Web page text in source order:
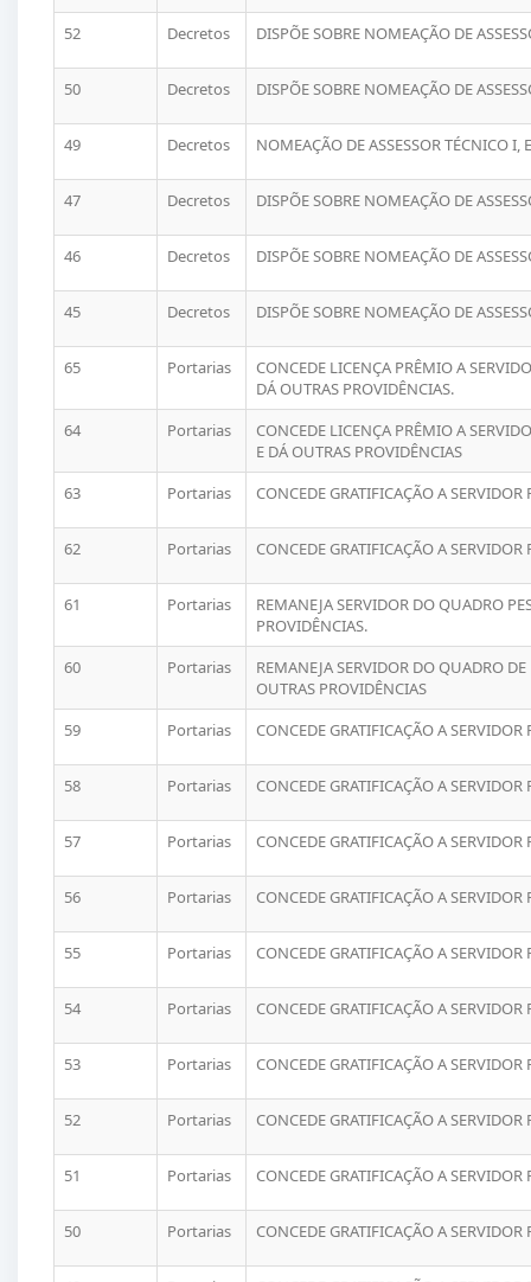
52
Decretos DISPÕE SOBRE NOMEAÇÃO DE
50 Decretos DISPÕE SOBRE NOMEAÇÃO DE
49 Decretos NOMEAÇÃO DE ASSESSOR TÉCNICO I,
47 Decretos DISPÕE SOBRE NOMEAÇÃO DE
46 Decretos DISPÕE SOBRE NOMEAÇÃO DE
45 Decretos DISPÕE SOBRE NOMEAÇÃO DE
65 Portarias
CONCEDE LICENÇA PRÊMIO A
DÁ OUTRAS PROVIDÊNCIAS.
64
Portarias
CONCEDE LICENÇA PRÊMIO A
E DÁ OUTRAS PROVIDÊNCIAS
63
Portarias CONCEDE GRATIFICAÇÃO A
62 Portarias CONCEDE GRATIFICAÇÃO A
61 Portarias
REMANEJA SERVIDOR DO QUADRO
PROVIDÊNCIAS.
60
Portarias
REMANEJA SERVIDOR DO QUADRO
OUTRAS PROVIDÊNCIAS
59
Portarias CONCEDE GRATIFICAÇÃO A
58 Portarias CONCEDE GRATIFICAÇÃO A
57 Portarias CONCEDE GRATIFICAÇÃO A
56 Portarias CONCEDE GRATIFICAÇÃO A
55 Portarias CONCEDE GRATIFICAÇÃO A
54 Portarias CONCEDE GRATIFICAÇÃO A
53 Portarias CONCEDE GRATIFICAÇÃO A
52 Portarias CONCEDE GRATIFICAÇÃO A
51 Portarias CONCEDE GRATIFICAÇÃO A
50 Portarias CONCEDE GRATIFICAÇÃO A